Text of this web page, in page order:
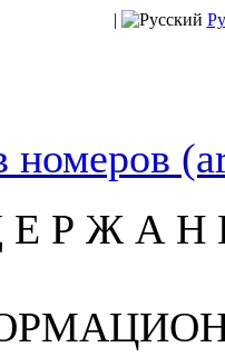
|
номеров
Р Ж А Н